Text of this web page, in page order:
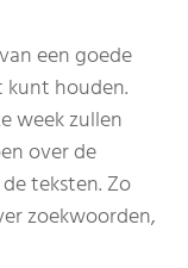
een goede
kunt houden.
week zullen
over de
teksten. Zo
zoekwoorden,